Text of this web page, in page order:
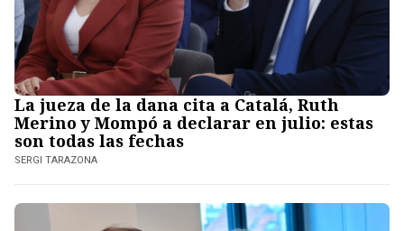
La jueza de la dana cita a Catalá, Ruth
Merino y Mompó a declarar en julio: estas
son todas las fechas
SERGI TARAZONA